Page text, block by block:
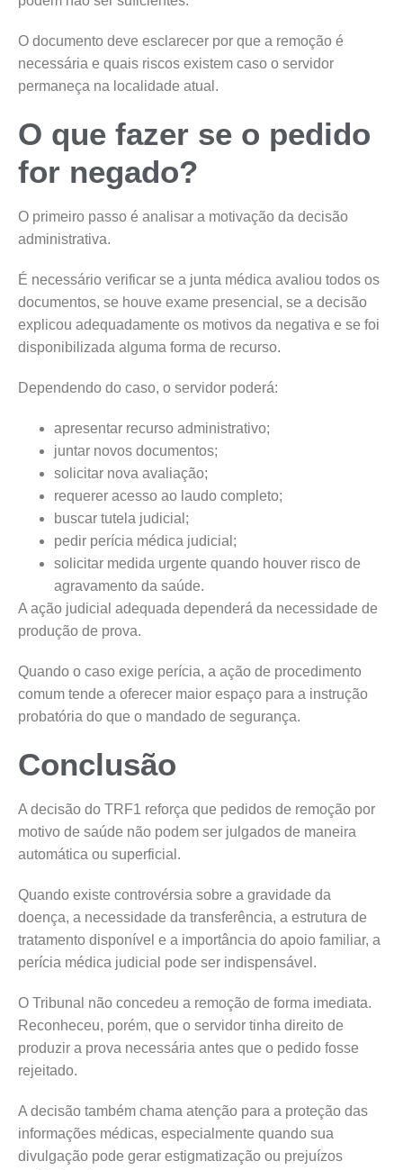
O documento deve esclarecer por que a remoção é
necessária e quais riscos existem caso o servidor
permaneça na localidade atual.
O que fazer se o pedido
for negado?
O primeiro passo é analisar a motivação da decisão
administrativa.
É necessário verificar se a junta médica avaliou todos os
documentos, se houve exame presencial, se a decisão
explicou adequadamente os motivos da negativa e se foi
disponibilizada alguma forma de recurso.
Dependendo do caso, o servidor poderá:
apresentar recurso administrativo;
juntar novos documentos;
solicitar nova avaliação;
requerer acesso ao laudo completo;
buscar tutela judicial;
pedir perícia médica judicial;
solicitar medida urgente quando houver risco de
agravamento da saúde.
A ação judicial adequada dependerá da necessidade de
produção de prova.
Quando o caso exige perícia, a ação de procedimento
comum tende a oferecer maior espaço para a instrução
probatória do que o mandado de segurança.
Conclusão
A decisão do TRF1 reforça que pedidos de remoção por
motivo de saúde não podem ser julgados de maneira
automática ou superficial.
Quando existe controvérsia sobre a gravidade da
doença, a necessidade da transferência, a estrutura de
tratamento disponível e a importância do apoio familiar, a
perícia médica judicial pode ser indispensável.
O Tribunal não concedeu a remoção de forma imediata.
Reconheceu, porém, que o servidor tinha direito de
produzir a prova necessária antes que o pedido fosse
rejeitado.
A decisão também chama atenção para a proteção das
informações médicas, especialmente quando sua
divulgação pode gerar estigmatização ou prejuízos